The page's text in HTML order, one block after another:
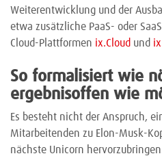
Weiterentwicklung und der
etwa zusätzliche PaaS- oder
Cloud-Plattformen ix.Cloud und
So formalisiert wie
ergebnisoffen wie
Es besteht nicht der Anspruch,
Mitarbeitenden zu Elon-Musk-
nächste Unicorn